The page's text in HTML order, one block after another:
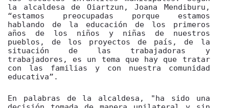
la alcaldesa de Oiartzun, Joana Mendiburu,
“estamos preocupadas porque estamos
hablando de la educación de los primeros
años de los niños y niñas de nuestros
pueblos, de los proyectos de país, de la
situación de las trabajadoras y
trabajadores, es un tema que hay que tratar
con las familias y con nuestra comunidad
educativa”.
En palabras de la alcaldesa, "ha sido una